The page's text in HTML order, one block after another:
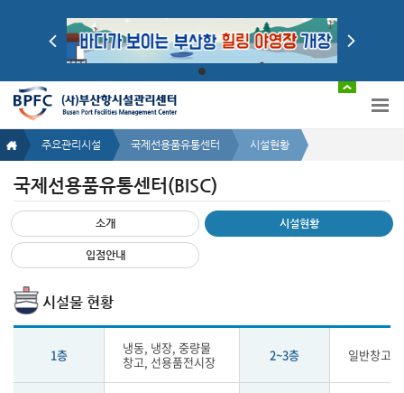
주요관리시설 국제선용품유통센터 시설현황
국제선용품유통센터(BISC)
국
제
선
용
품
유
통
(BISC)
소개 시설현황
입점안내
시설물 현황
1층
냉동, 냉장, 중량물
창고, 선용품전시장
2~3층 일반창고